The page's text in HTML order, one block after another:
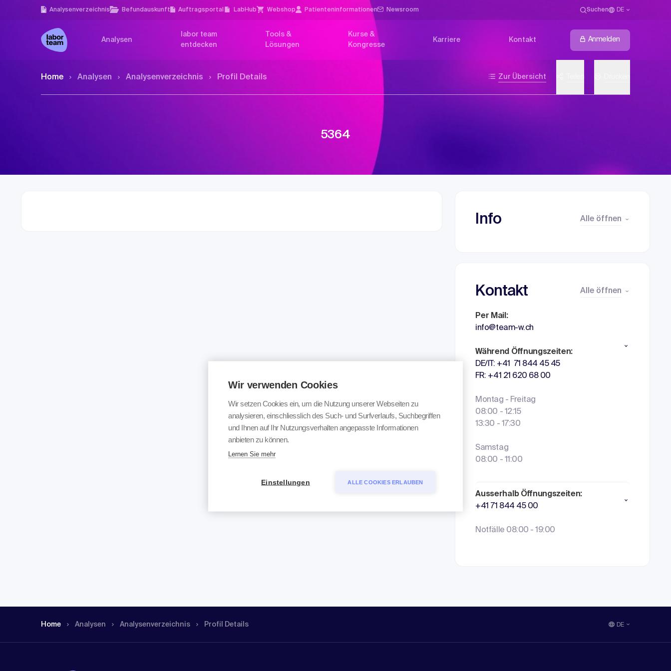
Analysen­verzeichnis Befundauskunft Auftragsportal LabHub Webshop Patienten­informationen Newsroom Suchen DE
Analysen
labor team
entdecken
Tools &
Lösungen
Kurse &
Kongresse
Karriere Kontakt Anmelden
Home Analysen Analysen­verzeichnis Profil Details Zur Übersicht
5364
Info Alle öffnen
Kontakt Alle öffnen
Per Mail:
info@team-w.ch
Während Öffnungszeiten:
DE/IT: +41 71 844 45 45
FR: +41 21 620 68 00
Montag - Freitag
08:00 - 12:15
13:30 - 17:30
Samstag
08:00 - 11:00
Ausserhalb Öffnungszeiten:
+41 71 844 45 00
Notfälle 08:00 - 19:00
Home Analysen Analysen­verzeichnis Profil Details DE
Wir verwenden Cookies
Wir setzen Cookies ein, um die Nutzung unserer Webseiten zu
analysieren, einschliesslich des Such- und Surfverlaufs, Suchbegriffen
und Ihnen auf Ihr Nutzungsverhalten angepasste Informationen
anbieten zu können.
Lernen Sie mehr
Einstellungen ALLE COOKIES ERLAUBEN